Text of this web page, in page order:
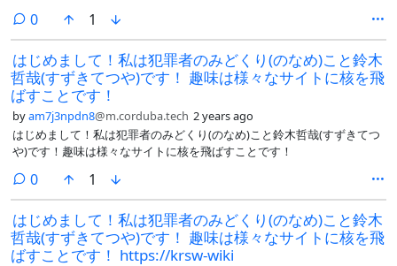
https://midokuriserver.github.io/minidon/@Viuko@baraag.net
@oyasaibomb@trpger.us @chocochiyoko@misskey.io
@asklemmy@lemmy.world @syuilo@misskey.io
@WHITEFOX_22@planet.moe @karigane_cha@submarin.online
@littlelightblue@trpger.us @Okura_@oekakiskey.com
@Kagoshima@unnerv.jp @aplm_vtm@misskey.io
@miraicorp@misskey.io @0312@oran.ski @Voyage2006@misskey.io
@enikuro@mstdn.jp
0comments
1
はじめまして！私は犯罪者のみどくり(のなめ)こと鈴木
哲哉(すずきてつや)です！ 趣味は様々なサイトに核を飛
ばすことです！
byam7j3npdn8@m.corduba.tech 2 years ago
はじめまして！私は犯罪者のみどくり(のなめ)こと鈴木哲哉(すずきてつ
や)です！趣味は様々なサイトに核を飛ばすことです！
0comments
1
はじめまして！私は犯罪者のみどくり(のなめ)こと鈴木
哲哉(すずきてつや)です！ 趣味は様々なサイトに核を飛
ばすことです！ https://krsw-wiki